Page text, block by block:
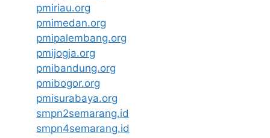
pmiriau.org
pmimedan.org
pmipalembang.org
pmijogja.org
pmibandung.org
pmibogor.org
pmisurabaya.org
smpn2semarang.id
smpn4semarang.id